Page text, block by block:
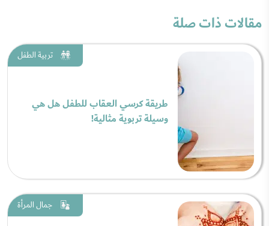
مقالات ذات صلة
تربية الطفل
طريقة كرسي العقاب للطفل هل هي
وسيلة تربوية مثالية!
جمال المرأة